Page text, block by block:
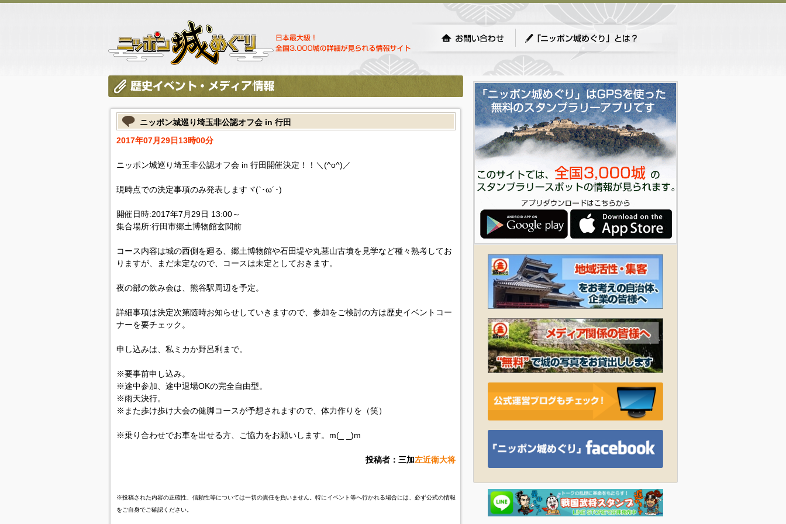
ニッポン城巡り埼玉非公認オフ会 in 行田
2017年07月29日13時00分
ニッポン城巡り埼玉非公認オフ会 in 行田開催決定！！＼(^o^)／
現時点での決定事項のみ発表しますヾ(`･ω´･)ゞ
開催日時:2017年7月29日 13:00～
集合場所:行田市郷土博物館玄関前
コース内容は城の西側を廻る、郷土博物館や石田堤や丸墓山古墳を見学など種々熟考してお
りますが、まだ未定なので、コースは未定としておきます。
夜の部の飲み会は、熊谷駅周辺を予定。
詳細事項は決定次第随時お知らせしていきますので、参加をご検討の方は歴史イベントコー
ナーを要チェック。
申し込みは、私ミカか野呂利まで。
※要事前申し込み。
※途中参加、途中退場OKの完全自由型。
※雨天決行。
※また歩け歩け大会の健脚コースが予想されますので、体力作りを（笑）
※乗り合わせでお車を出せる方、ご協力をお願いします。m(_ _)m
投稿者：三加左近衛大将
※投稿された内容の正確性、信頼性等については一切の責任を負いません。特にイベント等へ行かれる場合には、必ず公式の情報
をご自身でご確認ください。